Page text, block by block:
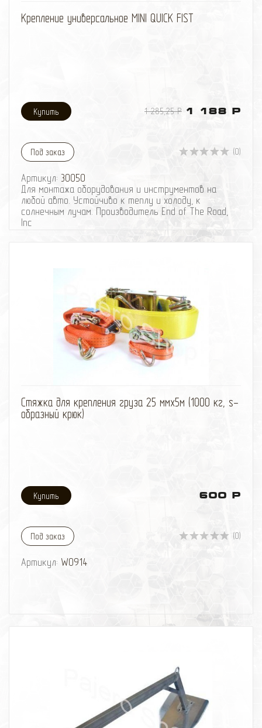
Крепление универсальное MINI QUICK FIST
1 285,25 Р 1 188 Р
Под заказ (0)
Артикул: 30050
Для монтажа оборудования и инструментов на
любой авто. Устойчиво к теплу и холоду, к
солнечным лучам. Производитель End of The Road,
Inc
Крепление универсальное MINI QUICK FIST. Для
монтажа оборудования и инструментов на любой
Стяжка для крепления груза 25 ммх5м (1000 кг, s-
образный крюк)
600 Р
Под заказ (0)
Артикул: W0914